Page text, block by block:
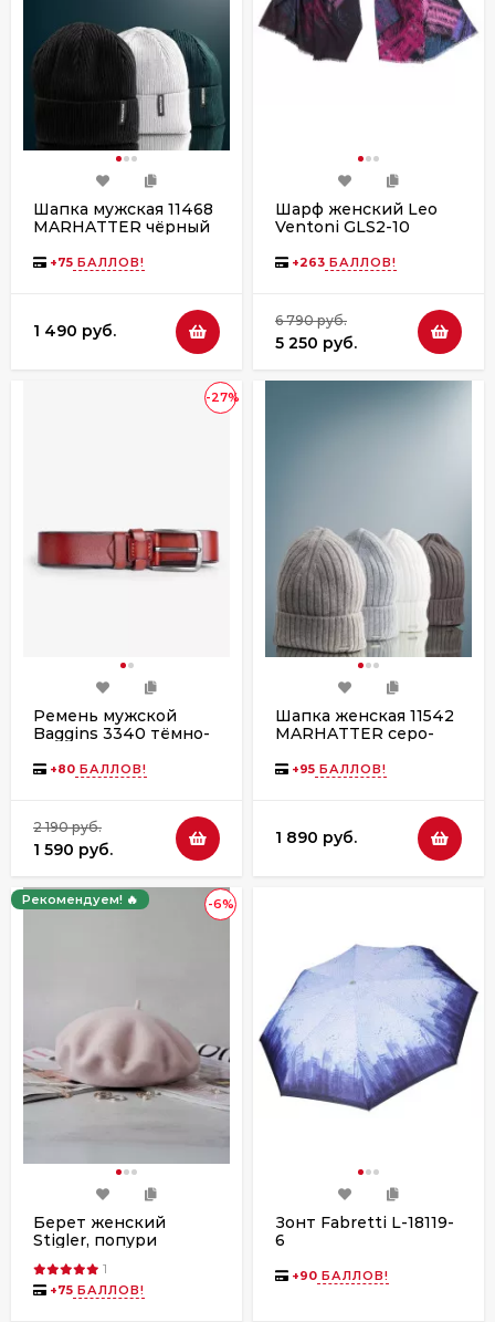
Шапка мужская 11468
MARHATTER чёрный
+75 БАЛЛОВ!
1 490 руб.
Шарф женский Leo
Ventoni GLS2-10
+263 БАЛЛОВ!
6 790 руб.
5 250 руб.
-27%
Ремень мужской
Baggins 3340 тёмно-
+80 БАЛЛОВ!
2 190 руб.
1 590 руб.
Шапка женская 11542
MARHATTER серо-
+95 БАЛЛОВ!
1 890 руб.
-6%
Рекомендуем! 🔥
Берет женский
Stigler, попури
1
+75 БАЛЛОВ!
Зонт Fabretti L-18119-
6
+90 БАЛЛОВ!